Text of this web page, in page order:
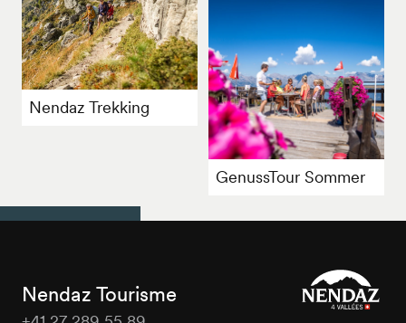
Nendaz Trekking
GenussTour Sommer
Nendaz Tourisme